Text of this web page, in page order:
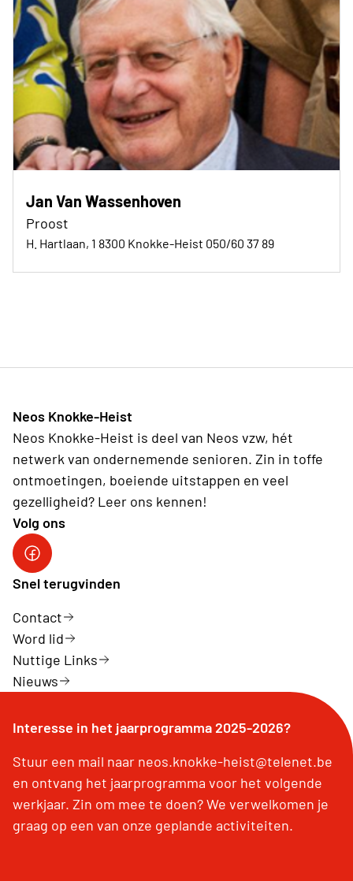
Jan Van Wassenhoven
Proost
H. Hartlaan, 1 8300 Knokke-Heist 050/60 37 89
Neos Knokke-Heist
Neos Knokke-Heist is deel van Neos vzw, hét
netwerk van ondernemende senioren. Zin in toffe
ontmoetingen, boeiende uitstappen en veel
gezelligheid? Leer ons kennen!
Volg ons
Facebook Neos Knokke-Heist
Snel terugvinden
Contact
Word lid
Nuttige Links
Nieuws
Interesse in het jaarprogramma 2025-2026?
Stuur een mail naar neos.knokke-heist@telenet.be
en ontvang het jaarprogramma voor het volgende
werkjaar. Zin om mee te doen? We verwelkomen je
graag op een van onze geplande activiteiten.